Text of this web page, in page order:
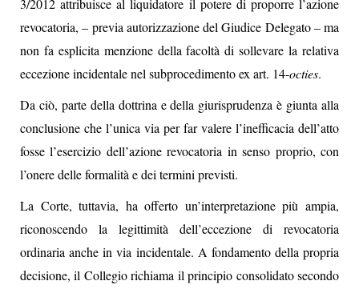
3/2012 attribuisce al liquidatore il potere di proporre l’azione
revocatoria, – previa autorizzazione del Giudice Delegato – ma
non fa esplicita menzione della facoltà di sollevare la relativa
eccezione incidentale nel subprocedimento ex art. 14-octies.
Da ciò, parte della dottrina e della giurisprudenza è giunta alla
conclusione che l’unica via per far valere l’inefficacia dell’atto
fosse l’esercizio dell’azione revocatoria in senso proprio, con
l’onere delle formalità e dei termini previsti.
La Corte, tuttavia, ha offerto un’interpretazione più ampia,
riconoscendo la legittimità dell’eccezione di revocatoria
ordinaria anche in via incidentale. A fondamento della propria
decisione, il Collegio richiama il principio consolidato secondo